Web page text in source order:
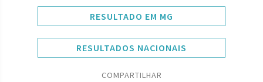
RESULTADO EM MG
RESULTADOS NACIONAIS
COMPARTILHAR